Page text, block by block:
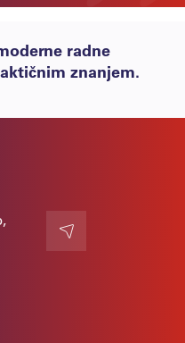
radne
znanjem.
Kontakt